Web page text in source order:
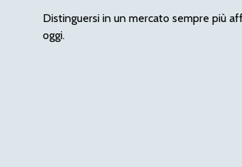
Distinguersi in un mercato sempre più
oggi.